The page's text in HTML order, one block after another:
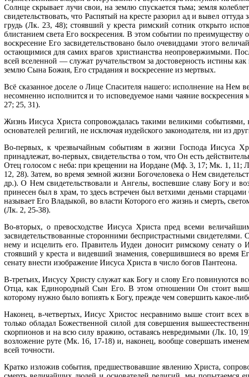
Солнце скрывает лучи свои, на землю спускается тьма; земля
свидетельствовать, что Распятый на кресте разорил ад и вывел
грудь (Лк. 23, 48); стоявший у креста римский сотник открыто
блистанием света Его вос­кресения. В этом событии по
воскресение Его засвидетельствовано было очевидцами этого
остающимися для самих врагов христианства неопровержи­мыми.
всей вселен­ной — служат ручательством за достоверность истины
землю Сына Божия, Его страдания и воскресение из мертвых.
Всё сказанное доселе о Лице Спасителя нашего: исполнение на Нем
несомненно исполнится и то исповедуемое нами чаяние
27; 25, 31).
Жизнь Иисуса Христа сопровождалась такими великими
основателей религий, не исключая иудейского законодателя, ни из
Во-первых, к чрезвычайным событиям в жизни Господа Иисуса
принадлежат, во-первых, свидетельства о том, что Он есть
Отец голосом с неба: при крещении на Иордане (Мф. 3, 17; Мк. 1, 11;
12, 28). Затем, во время земной жизни Богочело­века о Нем
др.). О Нем свидетельствовали и Ангелы, воспевшие славу Богу и
принесен был в храм, то здесь встречен был ветхими деньми
называет Его Владыкой, во власти Которого его жизнь и смерть,
(Лк. 2, 25-38).
Во-вторых, о превосходстве Иисуса Христа пред всеми
засвидетельствованные сторонними беспристрастными
нему и исцелить его. Правитель Иудеи доносит римскому сенату
стоявший у креста и видевший знамения, совершившиеся во
сенату внести изображение Иисуса Христа в число богов Пантеона.
В-третьих, Иисусу Христу служат как Богу и слову Его повинуются
Отца, как Едино­родный Сын Его. В этом отношении Он стоит
которому нужно было вопиять к Богу, прежде чем совершить какое-
Наконец, в-четвертых, Иисус Христос несравнимо выше стоит
только обладал Божест­венной силой для совершения
скорпионов и на всю силу вражию, оставаясь невредимыми (Лк. 10,
возложение руте (Мк. 16, 17-18) и, наконец, вообще совершать
всей точности.
Кратко изложив события, предшествовавшие явлению Христа,